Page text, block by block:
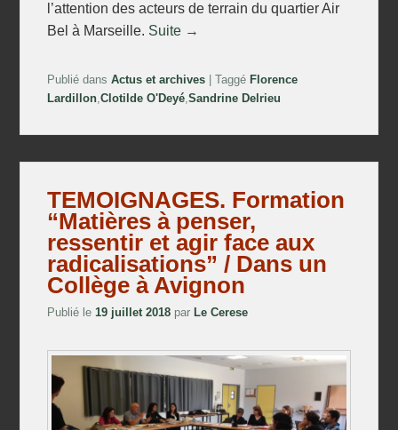
l’attention des acteurs de terrain du quartier Air
Bel à Marseille. Suite →
Publié dans Actus et archives |Taggé Florence
Lardillon,Clotilde O'Deyé,Sandrine Delrieu
TEMOIGNAGES. Formation
“Matières à penser,
ressentir et agir face aux
radicalisations” / Dans un
Collège à Avignon
Publié le19 juillet 2018 par Le Cerese